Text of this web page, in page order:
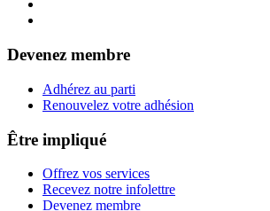
Devenez membre
Adhérez au parti
Renouvelez votre adhésion
Être impliqué
Offrez vos services
Recevez notre infolettre
Devenez membre